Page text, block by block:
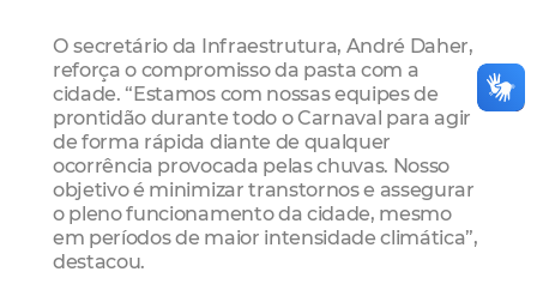
O secretário da Infraestrutura, André Daher,
reforça o compromisso da pasta com a
cidade. “Estamos com nossas equipes de
prontidão durante todo o Carnaval para agir
de forma rápida diante de qualquer
ocorrência provocada pelas chuvas. Nosso
objetivo é minimizar transtornos e assegurar
o pleno funcionamento da cidade, mesmo
em períodos de maior intensidade climática”,
destacou.